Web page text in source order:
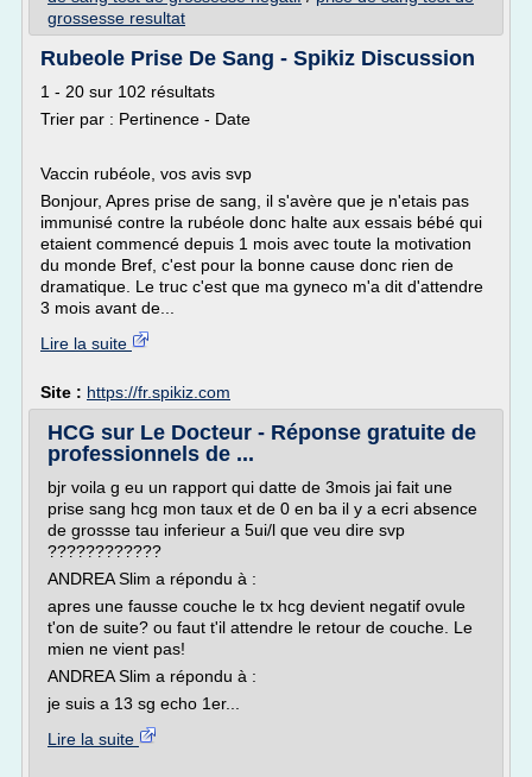
grossesse resultat
Rubeole Prise De Sang - Spikiz Discussion
1 - 20 sur 102 résultats
Trier par : Pertinence - Date
Vaccin rubéole, vos avis svp
Bonjour, Apres prise de sang, il s'avère que je n'etais pas
immunisé contre la rubéole donc halte aux essais bébé qui
etaient commencé depuis 1 mois avec toute la motivation
du monde Bref, c'est pour la bonne cause donc rien de
dramatique. Le truc c'est que ma gyneco m'a dit d'attendre
3 mois avant de...
Lire la suite
Site : https://fr.spikiz.com
HCG sur Le Docteur - Réponse gratuite de
professionnels de ...
bjr voila g eu un rapport qui datte de 3mois jai fait une
prise sang hcg mon taux et de 0 en ba il y a ecri absence
de grossse tau inferieur a 5ui/l que veu dire svp
????????????
ANDREA Slim a répondu à :
apres une fausse couche le tx hcg devient negatif ovule
t'on de suite? ou faut t'il attendre le retour de couche. Le
mien ne vient pas!
ANDREA Slim a répondu à :
je suis a 13 sg echo 1er...
Lire la suite